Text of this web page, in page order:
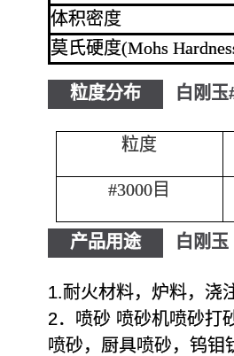
体积密度
莫氏硬度(Mohs
粒度分布 白刚玉
粒度
#3000目
产品用途 白刚玉
1.耐火材料，炉料，浇
2．喷砂 喷砂机喷砂打
喷砂，厨具喷砂，钨钼